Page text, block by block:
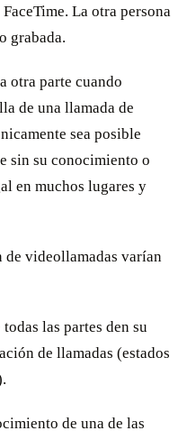
La otra persona
grabada.
otra parte cuando
de una llamada de
sea posible
sin su conocimiento o
en muchos lugares y
de videollamadas varían
las partes den su
de llamadas (estados
de una de las